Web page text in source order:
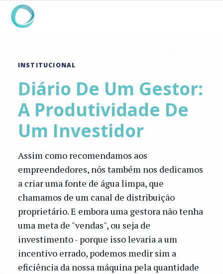
INSTITUCIONAL
Diário De Um Gestor:
A Produtividade De
Um Investidor
Assim como recomendamos aos
empreendedores, nós também nos dedicamos
a criar uma fonte de água limpa, que
chamamos de um canal de distribuição
proprietário. E embora uma gestora não tenha
uma meta de "vendas", ou seja de
investimento - porque isso levaria a um
incentivo errado, podemos medir sim a
eficiência da nossa máquina pela quantidade